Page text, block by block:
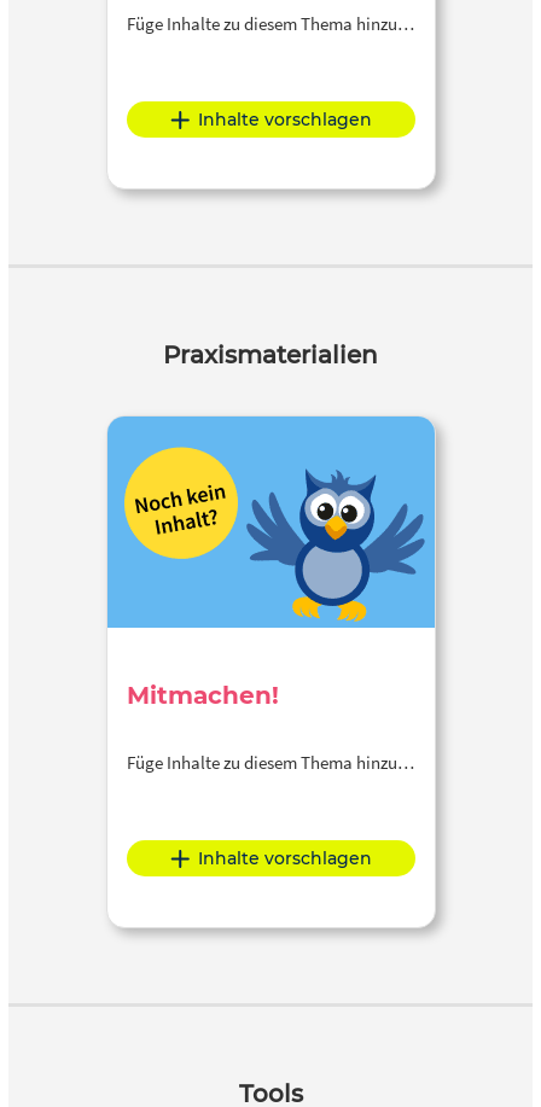
Füge Inhalte zu diesem Thema hinzu…
Inhalte vorschlagen
Praxismaterialien
Mitmachen!
Füge Inhalte zu diesem Thema hinzu…
Inhalte vorschlagen
Tools